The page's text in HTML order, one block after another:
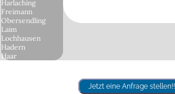
Harlaching
Freimann
Obersendling
Laim
Lochhausen
Hadern
Haar
Jetzt eine Anfrage stellen!!